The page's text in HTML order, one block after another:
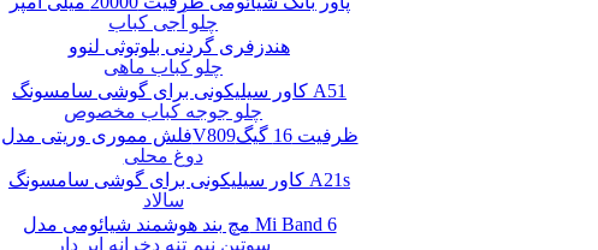
چلو آجی کباب
چلو کباب ماهی
چلو جوجه کباب مخصوص
دوغ محلی
سالاد
سوتین نیم تنه دخرانه ابر دار
هندزفری گردنی بلوتوثی لنوو
کاور سیلیکونی برای گوشی سامسونگ A51
فلش مموری وریتی مدلV809ظرفیت 16 گیگ
کاور سیلیکونی برای گوشی سامسونگ A21s
مچ بند هوشمند شیائومی مدل Mi Band 6